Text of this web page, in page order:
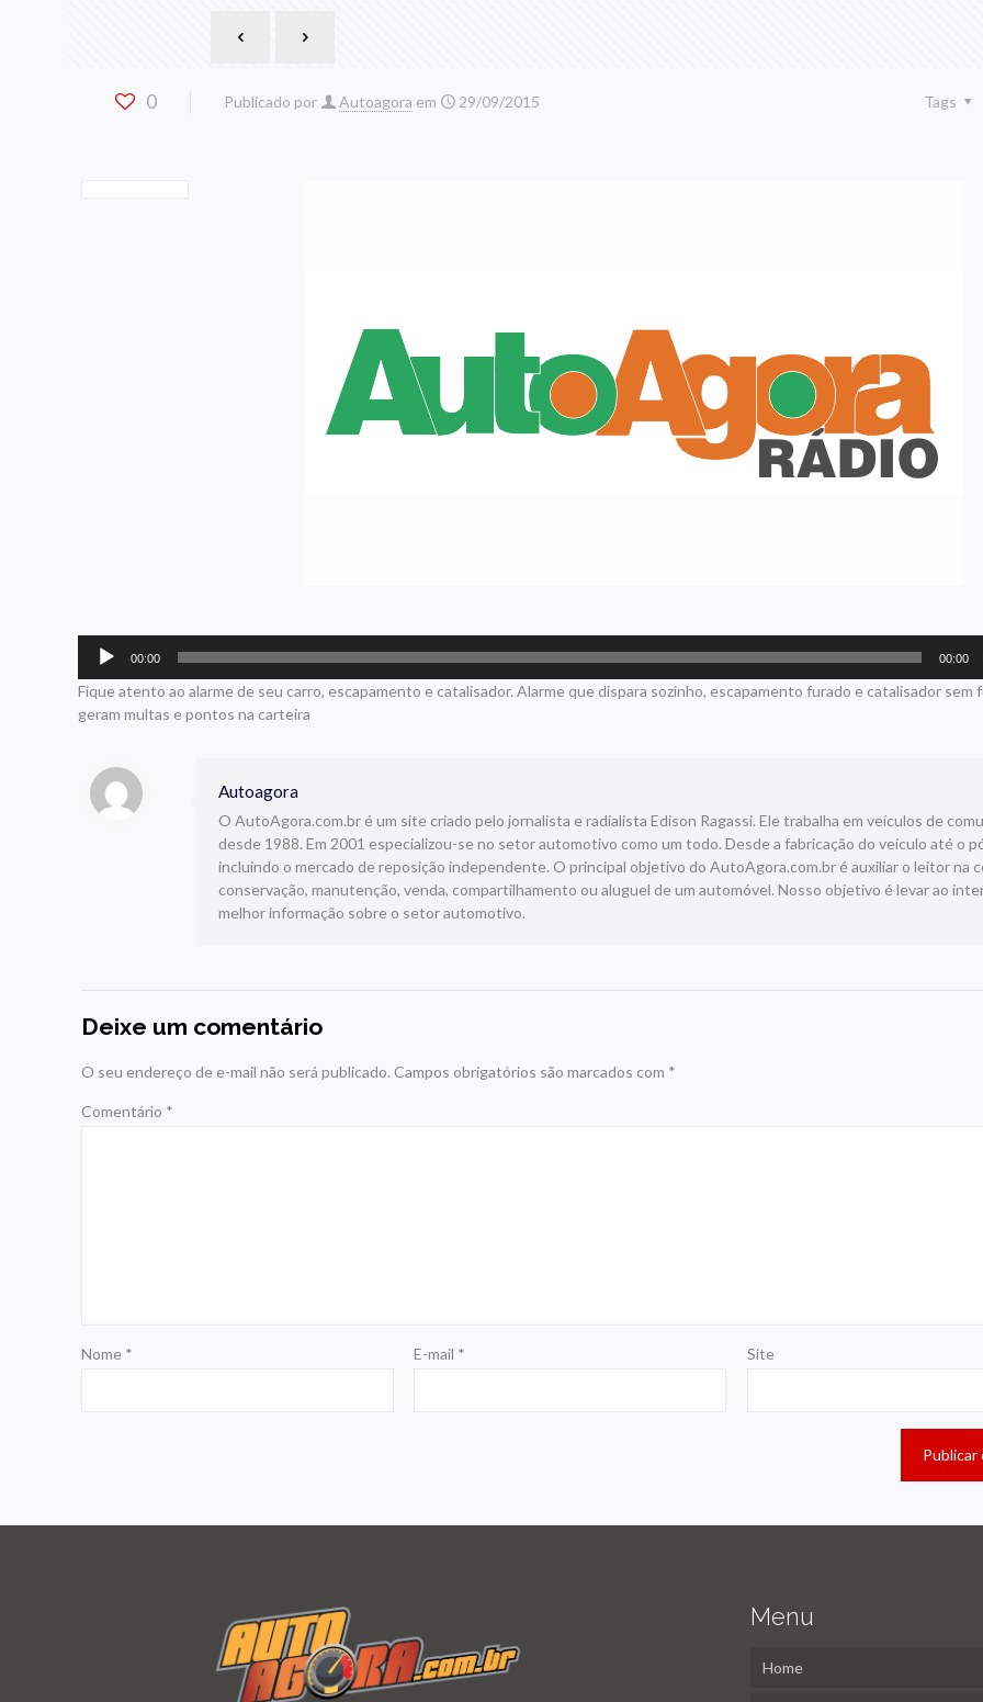
0 Publicado por Autoagora em 29/09/2015 Tags
Tocador
áudio
00:00 00:00
Fique atento ao alarme de seu carro, escapamento e catalisador. Alarme que dispara sozinho, escapamento furado e catalisador sem
geram multas e pontos na carteira
Autoagora
O AutoAgora.com.br é um site criado pelo jornalista e radialista Edison Ragassi. Ele trabalha em veículos de
desde 1988. Em 2001 especializou-se no setor automotivo como um todo. Desde a fabricação do veículo até o
incluindo o mercado de reposição independente. O principal objetivo do AutoAgora.com.br é auxiliar o leitor na
conservação, manutenção, venda, compartilhamento ou aluguel de um automóvel. Nosso objetivo é levar ao
melhor informação sobre o setor automotivo.
Deixe um comentário
O seu endereço de e-mail não será publicado. Campos obrigatórios são marcados com *
Comentário *
Nome * E-mail * Site
Menu
Home